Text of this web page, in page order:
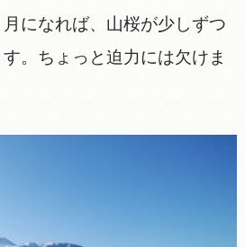
になれば、山桜が少しずつ
。ちょっと迫力には欠けま